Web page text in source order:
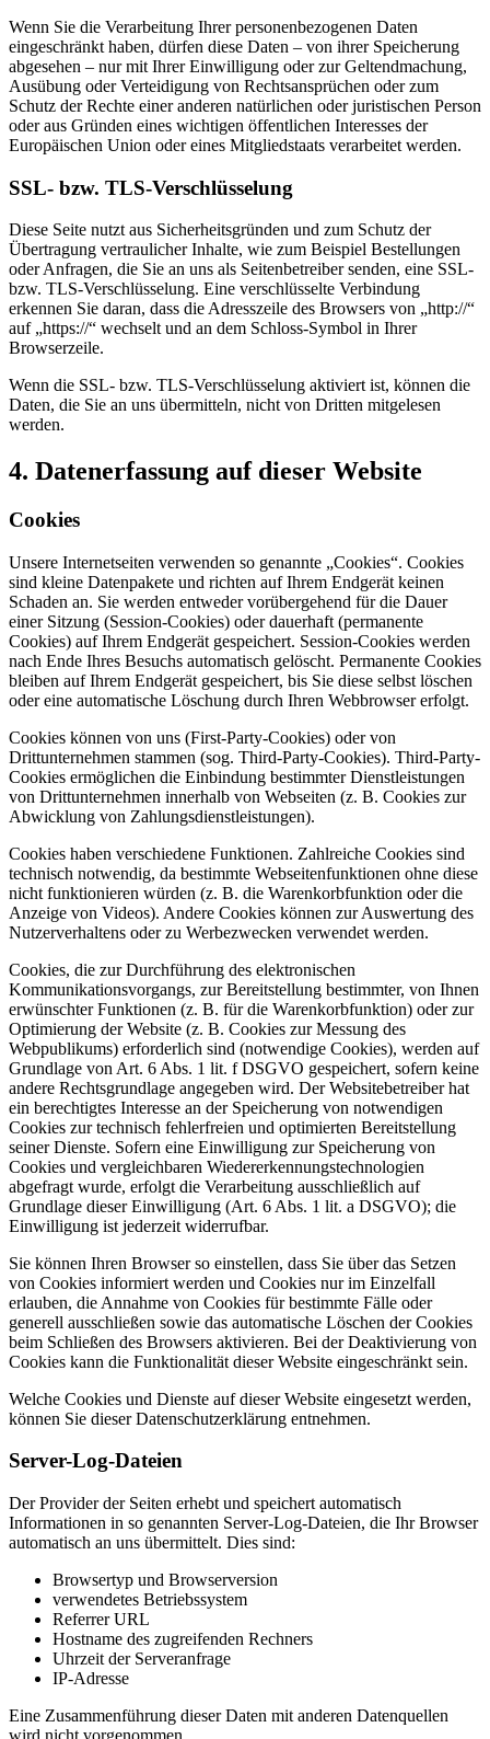
Wenn Sie die Verarbeitung Ihrer personenbezogenen Daten
eingeschränkt haben, dürfen diese Daten – von ihrer Speicherung
abgesehen – nur mit Ihrer Einwilligung oder zur Geltendmachung,
Ausübung oder Verteidigung von Rechtsansprüchen oder zum
Schutz der Rechte einer anderen natürlichen oder juristischen Person
oder aus Gründen eines wichtigen öffentlichen Interesses der
Europäischen Union oder eines Mitgliedstaats verarbeitet werden.
SSL- bzw. TLS-Verschlüsselung
Diese Seite nutzt aus Sicherheitsgründen und zum Schutz der
Übertragung vertraulicher Inhalte, wie zum Beispiel Bestellungen
oder Anfragen, die Sie an uns als Seitenbetreiber senden, eine SSL-
bzw. TLS-Verschlüsselung. Eine verschlüsselte Verbindung
erkennen Sie daran, dass die Adresszeile des Browsers von „http://“
auf „https://“ wechselt und an dem Schloss-Symbol in Ihrer
Browserzeile.
Wenn die SSL- bzw. TLS-Verschlüsselung aktiviert ist, können die
Daten, die Sie an uns übermitteln, nicht von Dritten mitgelesen
werden.
4. Datenerfassung auf dieser Website
Cookies
Unsere Internetseiten verwenden so genannte „Cookies“. Cookies
sind kleine Datenpakete und richten auf Ihrem Endgerät keinen
Schaden an. Sie werden entweder vorübergehend für die Dauer
einer Sitzung (Session-Cookies) oder dauerhaft (permanente
Cookies) auf Ihrem Endgerät gespeichert. Session-Cookies werden
nach Ende Ihres Besuchs automatisch gelöscht. Permanente Cookies
bleiben auf Ihrem Endgerät gespeichert, bis Sie diese selbst löschen
oder eine automatische Löschung durch Ihren Webbrowser erfolgt.
Cookies können von uns (First-Party-Cookies) oder von
Drittunternehmen stammen (sog. Third-Party-Cookies). Third-Party-
Cookies ermöglichen die Einbindung bestimmter Dienstleistungen
von Drittunternehmen innerhalb von Webseiten (z. B. Cookies zur
Abwicklung von Zahlungsdienstleistungen).
Cookies haben verschiedene Funktionen. Zahlreiche Cookies sind
technisch notwendig, da bestimmte Webseitenfunktionen ohne diese
nicht funktionieren würden (z. B. die Warenkorbfunktion oder die
Anzeige von Videos). Andere Cookies können zur Auswertung des
Nutzerverhaltens oder zu Werbezwecken verwendet werden.
Cookies, die zur Durchführung des elektronischen
Kommunikationsvorgangs, zur Bereitstellung bestimmter, von Ihnen
erwünschter Funktionen (z. B. für die Warenkorbfunktion) oder zur
Optimierung der Website (z. B. Cookies zur Messung des
Webpublikums) erforderlich sind (notwendige Cookies), werden auf
Grundlage von Art. 6 Abs. 1 lit. f DSGVO gespeichert, sofern keine
andere Rechtsgrundlage angegeben wird. Der Websitebetreiber hat
ein berechtigtes Interesse an der Speicherung von notwendigen
Cookies zur technisch fehlerfreien und optimierten Bereitstellung
seiner Dienste. Sofern eine Einwilligung zur Speicherung von
Cookies und vergleichbaren Wiedererkennungstechnologien
abgefragt wurde, erfolgt die Verarbeitung ausschließlich auf
Grundlage dieser Einwilligung (Art. 6 Abs. 1 lit. a DSGVO); die
Einwilligung ist jederzeit widerrufbar.
Sie können Ihren Browser so einstellen, dass Sie über das Setzen
von Cookies informiert werden und Cookies nur im Einzelfall
erlauben, die Annahme von Cookies für bestimmte Fälle oder
generell ausschließen sowie das automatische Löschen der Cookies
beim Schließen des Browsers aktivieren. Bei der Deaktivierung von
Cookies kann die Funktionalität dieser Website eingeschränkt sein.
Welche Cookies und Dienste auf dieser Website eingesetzt werden,
können Sie dieser Datenschutzerklärung entnehmen.
Server-Log-Dateien
Der Provider der Seiten erhebt und speichert automatisch
Informationen in so genannten Server-Log-Dateien, die Ihr Browser
automatisch an uns übermittelt. Dies sind:
Browsertyp und Browserversion
verwendetes Betriebssystem
Referrer URL
Hostname des zugreifenden Rechners
Uhrzeit der Serveranfrage
IP-Adresse
Eine Zusammenführung dieser Daten mit anderen Datenquellen